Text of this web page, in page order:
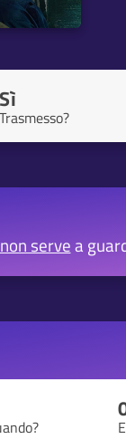
Sì
Trasmesso?
non servea